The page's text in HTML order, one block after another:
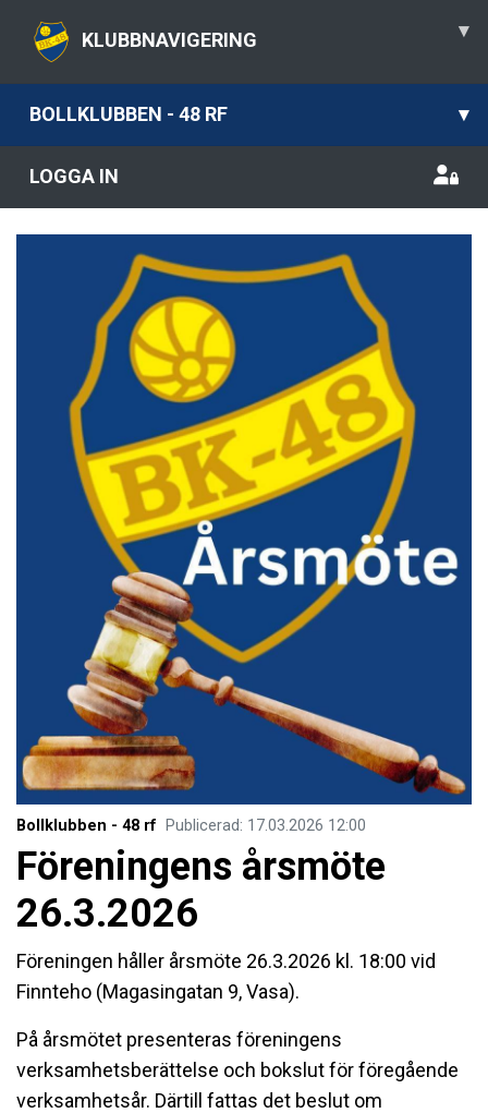
KLUBBNAVIGERING ▾
BOLLKLUBBEN - 48 RF ▾
LOGGA IN
Bollklubben - 48 rf Publicerad: 17.03.2026 12:00
Föreningens årsmöte
26.3.2026
Föreningen håller årsmöte 26.3.2026 kl. 18:00 vid
Finnteho (Magasingatan 9, Vasa).
På årsmötet presenteras föreningens
verksamhetsberättelse och bokslut för föregående
verksamhetsår. Därtill fattas det beslut om